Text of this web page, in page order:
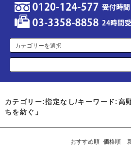
カテゴリー:指定なし/キーワード:高
ちを紡ぐ」
おすすめ順 価格順